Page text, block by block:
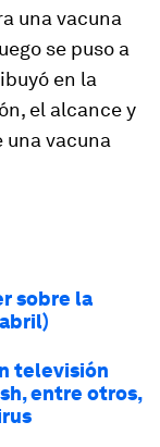
una vacuna
se puso a
en la
el alcance y
vacuna
sobre la
televisión
entre otros,